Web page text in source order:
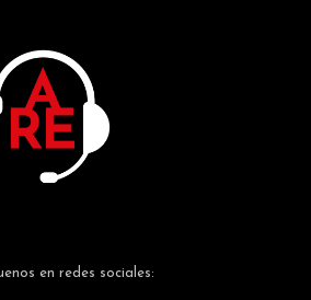
en redes sociales: